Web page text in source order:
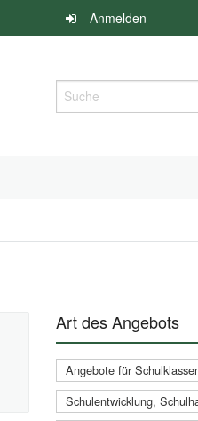
Anmelden
Suche
Art des Angebots
Angebote für
Schulentwicklung,